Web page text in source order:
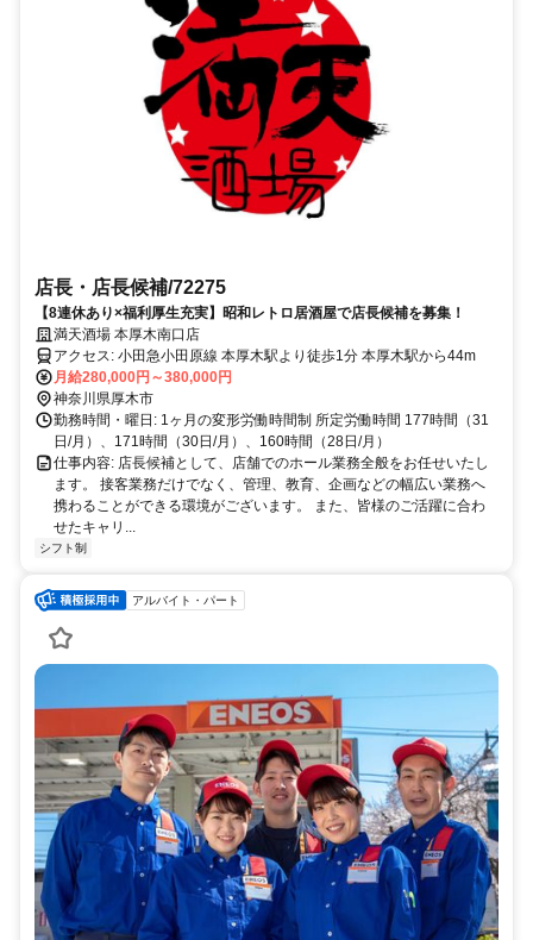
店長・店長候補/72275
【8連休あり×福利厚生充実】昭和レトロ居酒屋で店長候補を募集！
満天酒場 本厚木南口店
アクセス: 小田急小田原線 本厚木駅より徒歩1分 本厚木駅から44m
月給280,000円～380,000円
神奈川県厚木市
勤務時間・曜日: 1ヶ月の変形労働時間制 所定労働時間 177時間（31
日/月）、171時間（30日/月）、160時間（28日/月）
仕事内容: 店長候補として、店舗でのホール業務全般をお任せいたし
ます。 接客業務だけでなく、管理、教育、企画などの幅広い業務へ
携わることができる環境がございます。 また、皆様のご活躍に合わ
せたキャリ...
シフト制
アルバイト・パート